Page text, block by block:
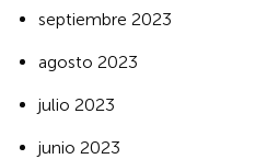
septiembre 2023
agosto 2023
julio 2023
junio 2023